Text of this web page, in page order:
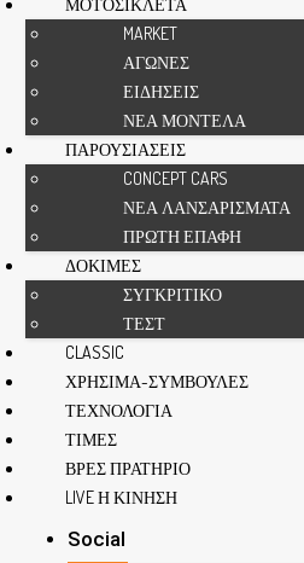
Δραστικά μέτρα για την
πορείας των εσόδων της
κύριος Tesla.
ΜΟΤΟΣΙΚΛΕΤΑ
MARKET
ΑΓΩΝΕΣ
ΕΙΔΗΣΕΙΣ
ΝΕΑ ΜΟΝΤΕΛΑ
ΠΑΡΟΥΣΙΑΣΕΙΣ
CONCEPT CARS
ΝΕΑ ΛΑΝΣΑΡΙΣΜΑΤΑ
ΠΡΩΤΗ ΕΠΑΦΗ
ΔΟΚΙΜΕΣ
ΣΥΓΚΡΙΤΙΚΟ
ΤΕΣΤ
CLASSIC
ΧΡΗΣΙΜΑ-ΣΥΜΒΟΥΛΕΣ
ΤΕΧΝΟΛΟΓΙΑ
ΤΙΜΕΣ
ΒΡΕΣ ΠΡΑΤΗΡΙΟ
LIVE Η ΚΙΝΗΣΗ
Social